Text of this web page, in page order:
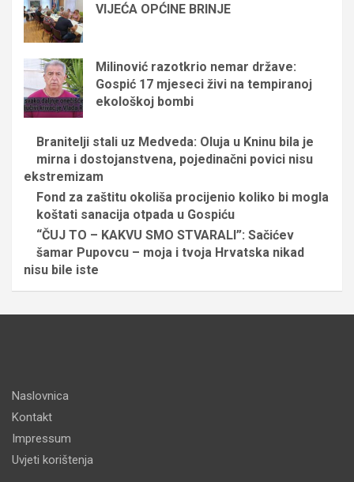
VIJEĆA OPĆINE BRINJE
Milinović razotkrio nemar države:
Gospić 17 mjeseci živi na tempiranoj
ekološkoj bombi
Branitelji stali uz Medveda: Oluja u Kninu bila je
mirna i dostojanstvena, pojedinačni povici nisu
ekstremizam
Fond za zaštitu okoliša procijenio koliko bi mogla
koštati sanacija otpada u Gospiću
“ČUJ TO – KAKVU SMO STVARALI”: Sačićev
šamar Pupovcu – moja i tvoja Hrvatska nikad
nisu bile iste
Naslovnica
Kontakt
Impressum
Uvjeti korištenja